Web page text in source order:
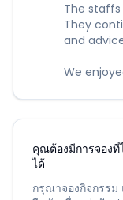
The
They
and
We
คุณต้องมีการจอง
ได้
กรุณาจองกิจกรรม